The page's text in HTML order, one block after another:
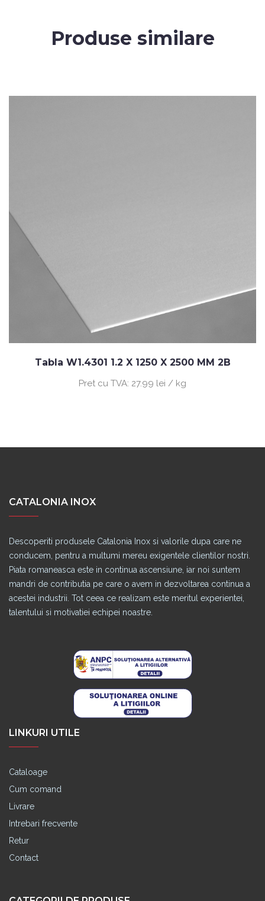
Produse similare
Tabla W1.4301 1.2 X 1250 X 2500 MM 2B
Pret cu TVA: 27.99 lei / kg
CATALONIA INOX
Descoperiti produsele Catalonia Inox si valorile dupa care ne
conducem, pentru a multumi mereu exigentele clientilor nostri.
Piata romaneasca este in continua ascensiune, iar noi suntem
mandri de contributia pe care o avem in dezvoltarea continua a
acestei industrii. Tot ceea ce realizam este meritul experientei,
talentului si motivatiei echipei noastre.
LINKURI UTILE
Cataloage
Cum comand
Livrare
Intrebari frecvente
Retur
Contact